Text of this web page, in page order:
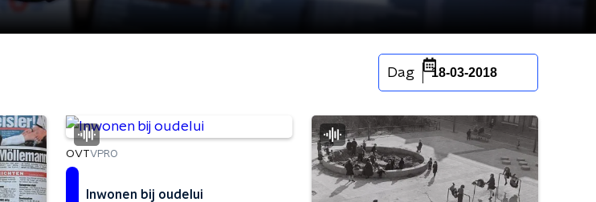
Dag 18-03-2018
OVTVPRO
Inwonen bij oudelui